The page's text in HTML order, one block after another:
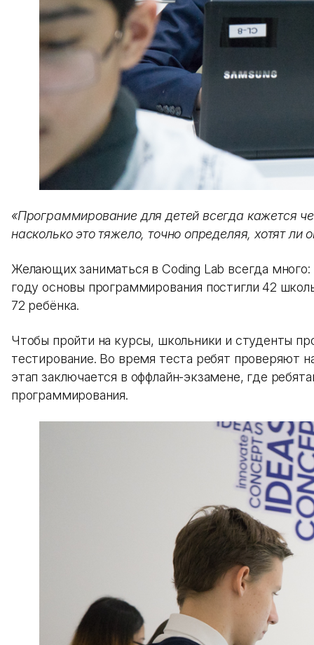
«Программирование для детей всегда кажется
насколько это тяжело, точно определяя, хотят
Желающих заниматься в Coding Lab всегда
году основы программирования постигли 42
72 ребёнка.
Чтобы пройти на курсы, школьники и студенты
тестирование. Во время теста ребят проверяют
этап заключается в оффлайн-экзамене, где
программирования.